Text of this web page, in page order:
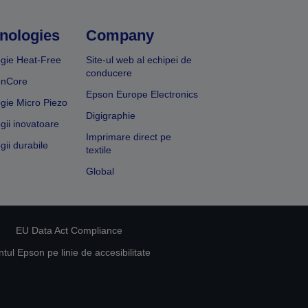
Heat-Free
Micro Piezo
inovatoare
durabile
Company
Site-ul web al echipei de
conducere
Epson Europe Electronics
Digigraphie
Imprimare direct pe
textile
Global
EU Data Act Compliance
Epson pe linie de accesibilitate